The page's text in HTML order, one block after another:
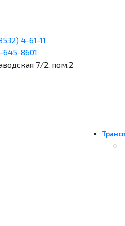
4-61-11
645-8601
7/2, пом.2